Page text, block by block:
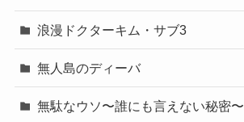
浪漫ドクターキム・サブ3
無人島のディーバ
無駄なウソ〜誰にも言えない秘密〜